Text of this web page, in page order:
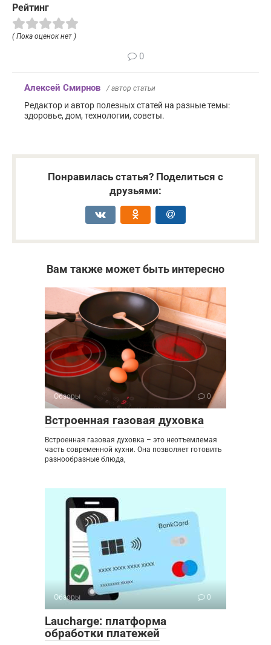
Рейтинг
( Пока оценок нет )
0
Алексей Смирнов / автор статьи
Редактор и автор полезных статей на разные темы:
здоровье, дом, технологии, советы.
Понравилась статья? Поделиться с
друзьями:
Вам также может быть интересно
Обзоры 0
Встроенная газовая духовка
Встроенная газовая духовка – это неотъемлемая
часть современной кухни. Она позволяет готовить
разнообразные блюда,
Обзоры 0
Laucharge: платформа
обработки платежей